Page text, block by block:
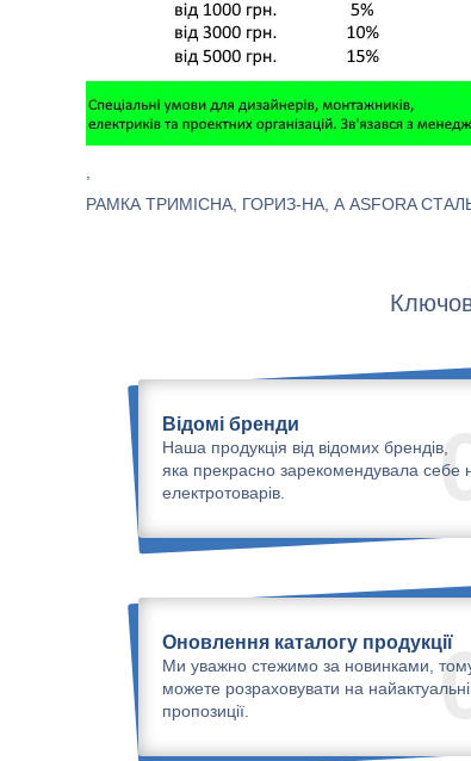
РАМКА ТРИМІСНА, ГОРИЗ-НА, А ASFORA
Відомі бренди
Наша продукція від відомих брендів,
яка прекрасно зарекомендувала себе
електротоварів.
Оновлення каталогу продукції
Ми уважно стежимо за новинками,
можете розраховувати на
пропозиції.